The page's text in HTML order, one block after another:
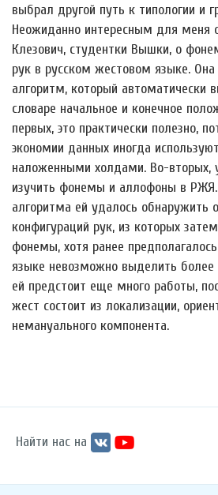
выбрал другой путь к типологии и
Неожиданно интересным для меня
Клезович, студентки Вышки, о
рук в русском жестовом языке. Она
алгоритм, который автоматически
словаре начальное и конечное
первых, это практически полезно,
экономии данных иногда
наложенными холдами. Во-вторых,
изучить фонемы и аллофоны в
алгоритма ей удалось обнаружить
конфигураций рук, из которых
фонемы, хотя ранее
языке невозможно выделить более
ей предстоит еще много работы,
жест состоит из локализации,
немануального компонента.
Найти нас на